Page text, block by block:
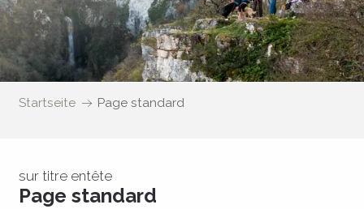
Startseite Page standard
sur titre entête
Page standard